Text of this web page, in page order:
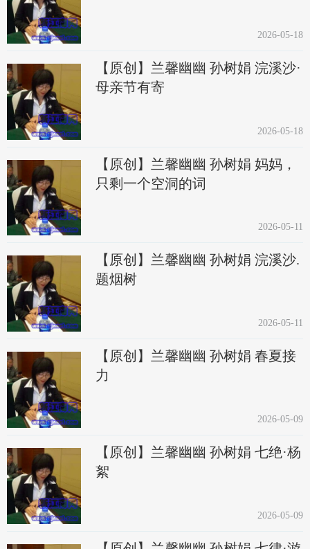
2026-05-18
【原创】兰馨幽幽 孙树娟 浣溪沙·
母亲节有寄
2026-05-18
【原创】兰馨幽幽 孙树娟 妈妈，
只剩一个空洞的词
2026-05-11
【原创】兰馨幽幽 孙树娟 浣溪沙.
题烟树
2026-05-11
【原创】兰馨幽幽 孙树娟 春夏接
力
2026-05-09
【原创】兰馨幽幽 孙树娟 七绝·杨
絮
2026-05-09